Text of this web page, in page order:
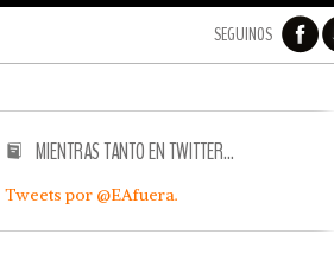
SEGUINOS
MIENTRAS TANTO EN TWITTER…
Tweets por @EAfuera.